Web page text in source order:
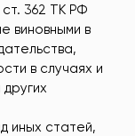
362 ТК РФ
виновными в
в случаях и
иных статей,